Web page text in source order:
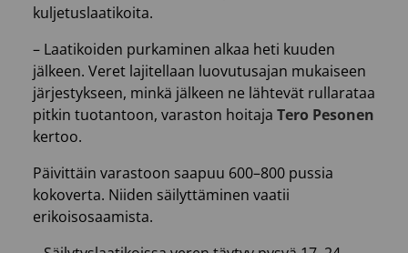
kuljetuslaatikoita.
– Laatikoiden purkaminen alkaa heti kuuden
jälkeen. Veret lajitellaan luovutusajan mukaiseen
järjestykseen, minkä jälkeen ne lähtevät rullarataa
pitkin tuotantoon, varaston hoitaja Tero Pesonen
kertoo.
Päivittäin varastoon saapuu 600–800 pussia
kokoverta. Niiden säilyttäminen vaatii
erikoisosaamista.